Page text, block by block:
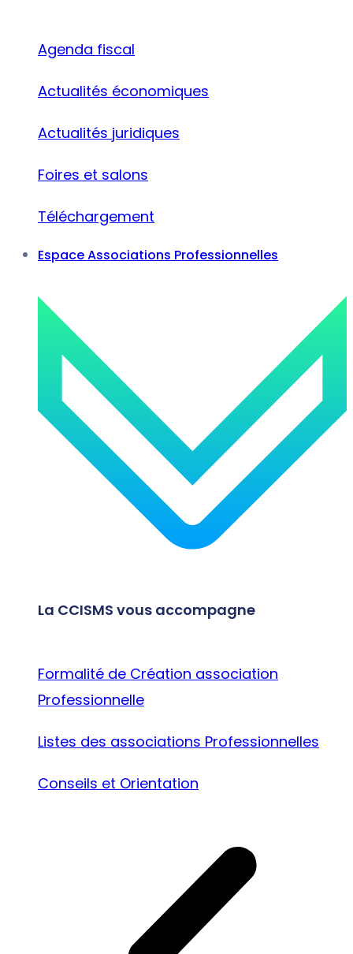
Agenda fiscal
Actualités économiques
Actualités juridiques
Foires et salons
Téléchargement
Espace Associations Professionnelles
La CCISMS vous accompagne
Formalité de Création association
Professionnelle
Listes des associations Professionnelles
Conseils et Orientation